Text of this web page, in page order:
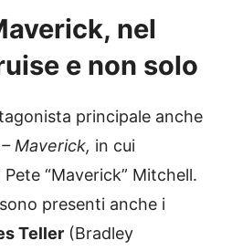
nel
e non solo
principale anche
Maverick, in cui
“Maverick” Mitchell.
sono presenti anche i
Teller (Bradley